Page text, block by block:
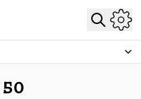
50